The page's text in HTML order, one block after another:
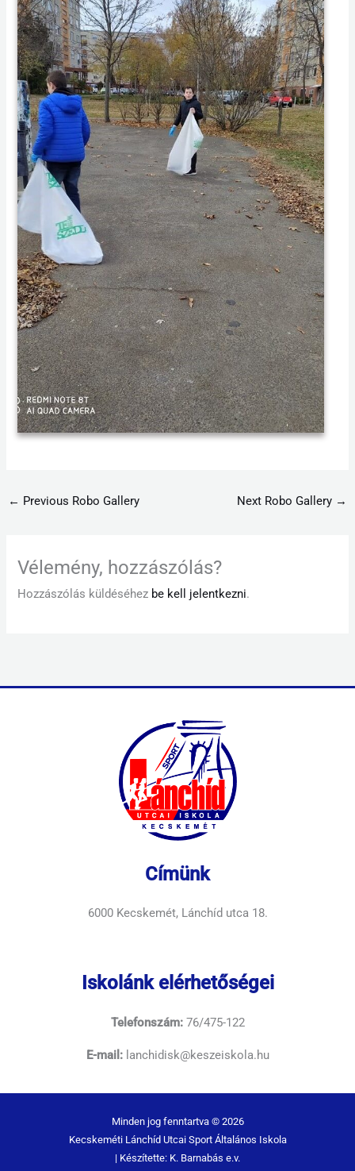
← Previous Robo Gallery Next Robo Gallery →
Vélemény, hozzászólás?
Hozzászólás küldéséhez be kell jelentkezni.
Címünk
6000 Kecskemét, Lánchíd utca 18.
Iskolánk elérhetőségei
Telefonszám:76/475-122
E-mail:lanchidisk@keszeiskola.hu
Minden jog fenntartva © 2026
Kecskeméti Lánchíd Utcai Sport Általános Iskola
| Készítette: K. Barnabás e.v.